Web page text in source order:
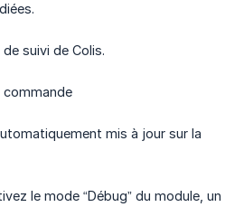
suivi de Colis.
commande
mis à jour sur la
le mode “Débug” du module, un